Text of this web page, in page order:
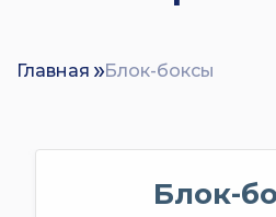
Главная Блок-боксы
Блок-